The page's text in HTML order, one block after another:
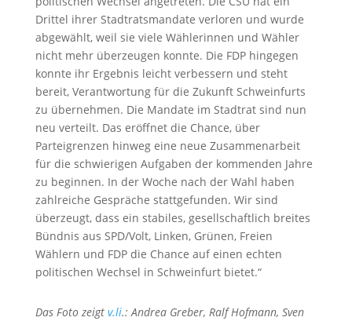
Drittel ihrer Stadtratsmandate verloren und wurde
abgewählt, weil sie viele Wählerinnen und Wähler
nicht mehr überzeugen konnte. Die FDP hingegen
konnte ihr Ergebnis leicht verbessern und steht
bereit, Verantwortung für die Zukunft Schweinfurts
zu übernehmen. Die Mandate im Stadtrat sind nun
neu verteilt. Das eröffnet die Chance, über
Parteigrenzen hinweg eine neue Zusammenarbeit
für die schwierigen Aufgaben der kommenden Jahre
zu beginnen. In der Woche nach der Wahl haben
zahlreiche Gespräche stattgefunden. Wir sind
überzeugt, dass ein stabiles, gesellschaftlich breites
Bündnis aus SPD/Volt, Linken, Grünen, Freien
Wählern und FDP die Chance auf einen echten
politischen Wechsel in Schweinfurt bietet.“
Das Foto zeigt v.li.: Andrea Greber, Ralf Hofmann, Sven